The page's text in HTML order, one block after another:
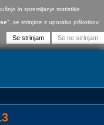
in spremljanje statistike
", se strinjate z uporabo piškotkov.